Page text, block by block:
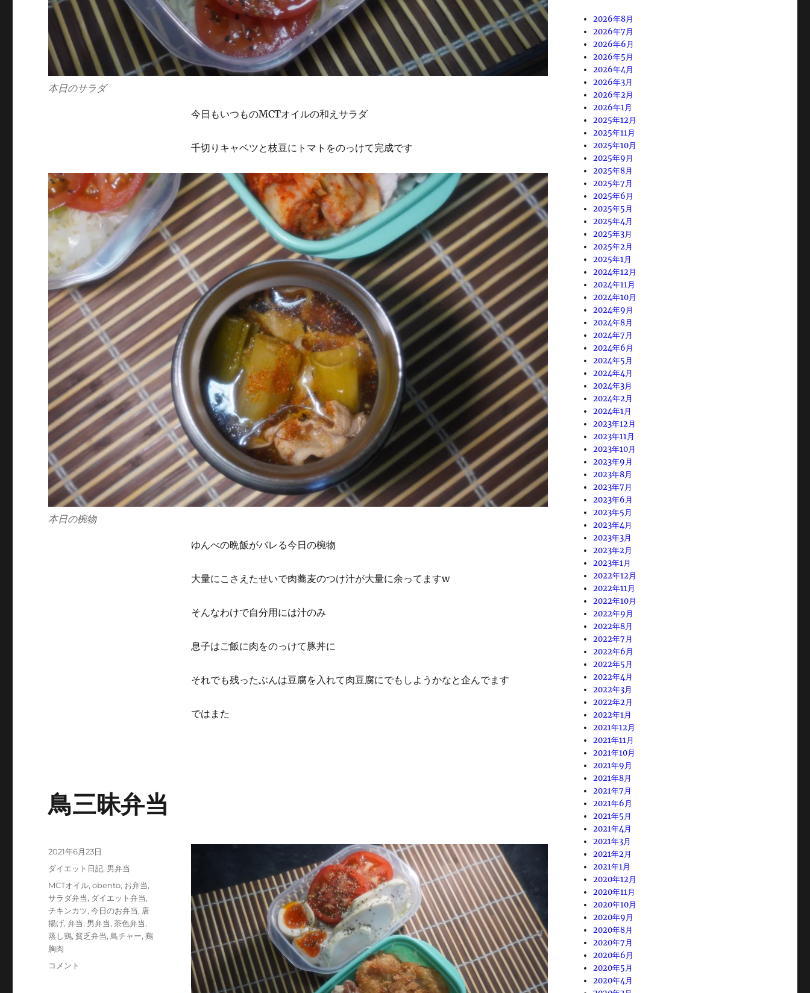
本日のサラダ
今日もいつものMCTオイルの和えサラダ
千切りキャベツと枝豆にトマトをのっけて完成です
本日の椀物
ゆんべの晩飯がバレる今日の椀物
大量にこさえたせいで肉蕎麦のつけ汁が大量に余ってますw
そんなわけで自分用には汁のみ
息子はご飯に肉をのっけて豚丼に
それでも残ったぶんは豆腐を入れて肉豆腐にでもしようかなと企んでます
ではまた
鳥三昧弁当
投
稿
2021年6月23日
カ
ゴ
ー
ダイエット日記, 男弁当
タ
グ
MCTオイル,obento, お弁当,
サラダ弁当, ダイエット弁当,
チキンカツ,今日のお弁当, 唐
揚げ,弁当, 男弁当,茶色弁当,
蒸し鶏,貧乏弁当, 鳥チャー,鶏
胸肉
鳥
コメント
2026年8月
2026年7月
2026年6月
2026年5月
2026年4月
2026年3月
2026年2月
2026年1月
2025年12月
2025年11月
2025年10月
2025年9月
2025年8月
2025年7月
2025年6月
2025年5月
2025年4月
2025年3月
2025年2月
2025年1月
2024年12月
2024年11月
2024年10月
2024年9月
2024年8月
2024年7月
2024年6月
2024年5月
2024年4月
2024年3月
2024年2月
2024年1月
2023年12月
2023年11月
2023年10月
2023年9月
2023年8月
2023年7月
2023年6月
2023年5月
2023年4月
2023年3月
2023年2月
2023年1月
2022年12月
2022年11月
2022年10月
2022年9月
2022年8月
2022年7月
2022年6月
2022年5月
2022年4月
2022年3月
2022年2月
2022年1月
2021年12月
2021年11月
2021年10月
2021年9月
2021年8月
2021年7月
2021年6月
2021年5月
2021年4月
2021年3月
2021年2月
2021年1月
2020年12月
2020年11月
2020年10月
2020年9月
2020年8月
2020年7月
2020年6月
2020年5月
2020年4月